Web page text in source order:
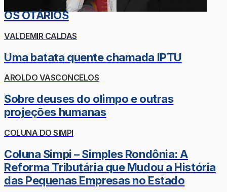
OS OTÁRIOS
VALDEMIR CALDAS
Uma batata quente chamada IPTU
AROLDO VASCONCELOS
Sobre deuses do olimpo e outras
projeções humanas
COLUNA DO SIMPI
Coluna Simpi – Simples Rondônia: A
Reforma Tributária que Mudou a História
das Pequenas Empresas no Estado